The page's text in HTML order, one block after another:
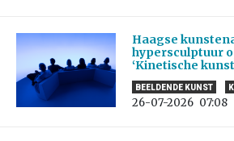
Haagse
hypersculptuur
‘Kinetische
BEELDENDE KUNST
26-07-2026 07:08